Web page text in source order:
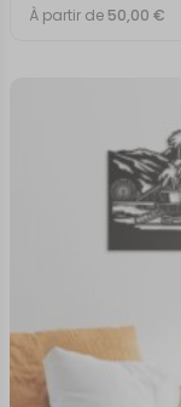
À partir de 50,00 €